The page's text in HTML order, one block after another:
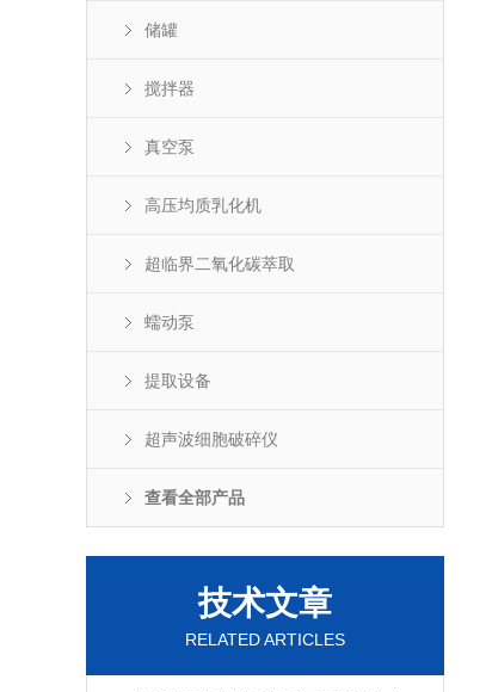
储罐
搅拌器
真空泵
高压均质乳化机
超临界二氧化碳萃取
蠕动泵
提取设备
超声波细胞破碎仪
查看全部产品
技术文章
RELATED ARTICLES